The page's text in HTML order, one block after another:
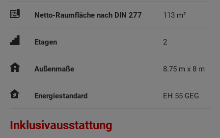
Netto-Raumfläche nach DIN 277 113 m²
Etagen 2
Außenmaße 8.75 m x 8 m
Energiestandard EH 55 GEG
Inklusivausstattung